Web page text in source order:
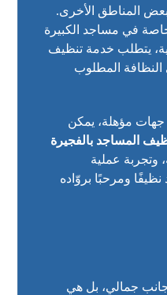
المناطق الأخرى.
في مساجد الكبيرة
يتطلب خدمة تنظيف
المطلوب
جهات مؤهلة، يمكن
المساجد بالفجيرة
عملية
ومرحبًا بروّاده
جمالي، بل هي